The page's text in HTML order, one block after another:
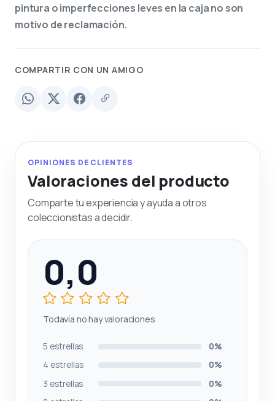
pintura o imperfecciones leves en la caja no son
motivo de reclamación.
COMPARTIR CON UN AMIGO
OPINIONES DE CLIENTES
Valoraciones del producto
Comparte tu experiencia y ayuda a otros
coleccionistas a decidir.
0,0
Todavía no hay valoraciones
5 estrellas
0%
4 estrellas
0%
3 estrellas
0%